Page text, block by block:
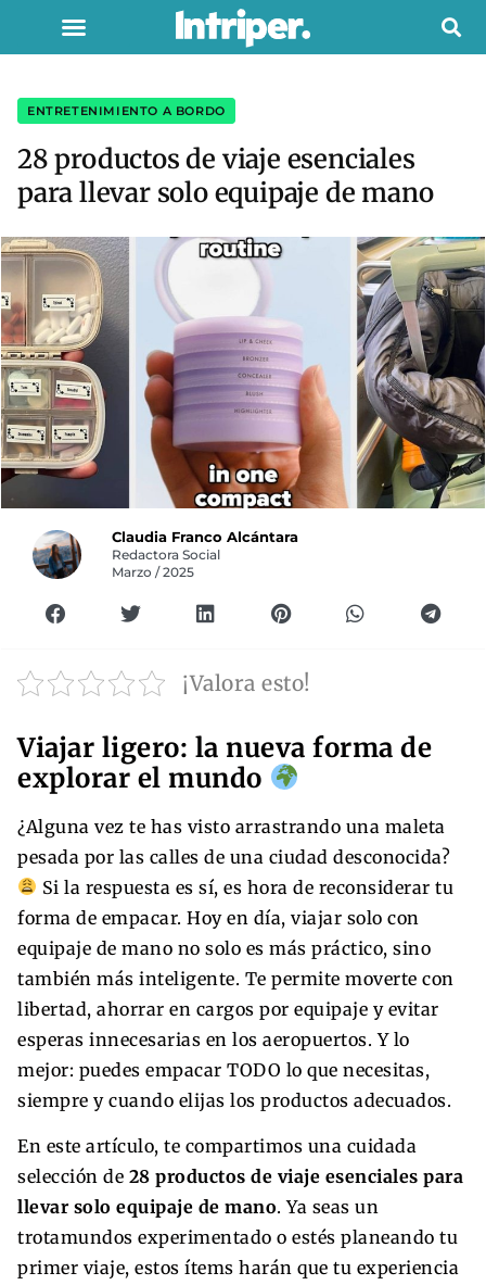
ENTRETENIMIENTO A BORDO
28 productos de viaje esenciales
para llevar solo equipaje de mano
Claudia Franco Alcántara
Redactora Social
Marzo / 2025
¡Valora esto!
Viajar ligero: la nueva forma de
explorar el mundo
¿Alguna vez te has visto arrastrando una maleta
pesada por las calles de una ciudad desconocida?
Si la respuesta es sí, es hora de reconsiderar tu
forma de empacar. Hoy en día, viajar solo con
equipaje de mano no solo es más práctico, sino
también más inteligente. Te permite moverte con
libertad, ahorrar en cargos por equipaje y evitar
esperas innecesarias en los aeropuertos. Y lo
mejor: puedes empacar TODO lo que necesitas,
siempre y cuando elijas los productos adecuados.
En este artículo, te compartimos una cuidada
selección de 28 productos de viaje esenciales para
llevar solo equipaje de mano. Ya seas un
trotamundos experimentado o estés planeando tu
primer viaje, estos ítems harán que tu experiencia